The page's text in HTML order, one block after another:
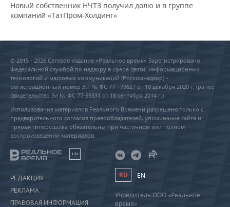
Новый собственник НЧТЗ получил долю и в группе
компаний «ТатПром-Холдинг»
© 2015 - 2026 Сетевое издание «Реальное время» Зарегистрировано
Федеральной службой по надзору в сфере связи, информационных
технологий и массовых коммуникаций (Роскомнадзор) –
регистрационный номер ЭЛ № ФС 77 - 79627 от 18 декабря 2020 г. (ранее
свидетельство Эл № ФС 77-59331 от 18 сентября 2014 г.)
Использование материалов Реального Времени разрешено только с
предварительного согласия правообладателей, упоминание сайта и
прямая гиперссылка обязательны при частичном или полном
воспроизведении материалов.
18+
РЕДАКЦИЯ
РЕКЛАМА
ПРАВОВАЯ ИНФОРМАЦИЯ
RU EN
Учредитель ООО «Реальное
время»